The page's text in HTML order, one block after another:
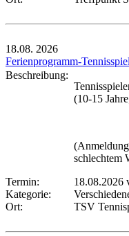
18.08. 2026
Ferienprogramm-
Beschreibung:
(10-15
schlechtem
Termin:
18.08.2026
Kategorie:
Ort:
TSV